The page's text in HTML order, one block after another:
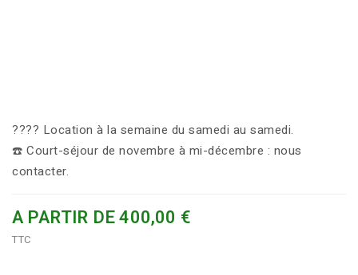
????️ Location à la semaine du samedi au samedi.
☎️ Court-séjour de novembre à mi-décembre : nous
contacter.
A PARTIR DE 400,00 €
TTC